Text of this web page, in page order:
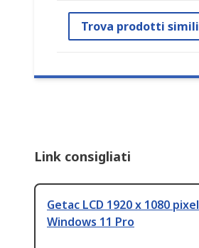
Trova prodotti simili
Link consigliati
Getac LCD 1920 x 1080 pixel
Windows 11 Pro